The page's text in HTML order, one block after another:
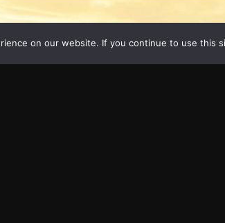
on our website. If you continue to use this